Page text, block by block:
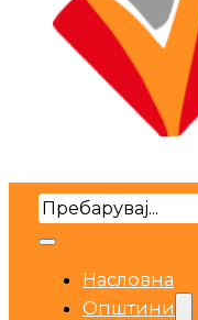
Search
Насловна
Општини